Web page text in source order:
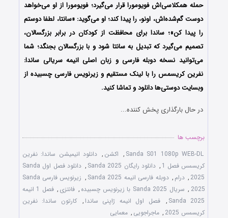
حمله همکلاسی‌اش فویومورا قرار می‌گیرد؛ فویومورا از او می‌خواهد
دوست گم‌شده‌اش، اونو، را پیدا کند؛ او می‌گوید: «سانتا، لطفا دوستم
را پیدا کن»؛ ساندا برای محافظت از کودکان در برابر بزرگسالان،
تصمیم می‌گیرد که تبدیل به سانتا شود و با بزرگسالان بجنگد؛ شما
می‌توانید نسخه دوبله فارسی و زبان اصلی انیمه سریالی ساندا:
نفرین کریسمس را با لینک مستقیم و زیرنویس فارسی چسبیده از
وبسایت دوستی‌ها دانلود و تماشا کنید.
در حال بارگذاری پخش کننده...
برچسب ها
Sanda S01 1080p WEB-DL
, اکشن , دانلود انیمیشن ساندا: نفرین
کریسمس فصل 1
, دانلود رایگان Sanda 2025 ,
دانلود فصل اول Sanda
2025
, درام , دوبله فارسی انیمه Sanda 2025 ,
زیرنویس فارسی Sanda
2025
, سریال Sanda 2025 با زیرنویس چسبیده , فانتزی ,
فصل 1 انیمه
Sanda 2025
, فصل اول انیمه ژاپنی ساندا, کارتون ساندا: نفرین
کریسمس 2025
, ماجراجویی , معمایی